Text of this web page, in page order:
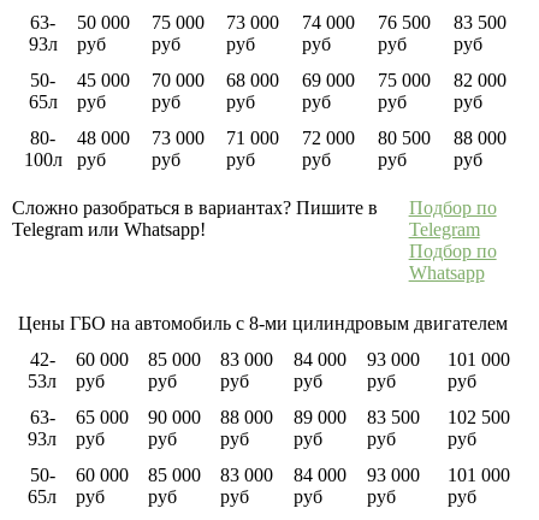
63-
93л
50 000
руб
75 000
руб
73 000
руб
74 000
руб
76 500
руб
83 500
руб
50-
65л
45 000
руб
70 000
руб
68 000
руб
69 000
руб
75 000
руб
82 000
руб
80-
100л
48 000
руб
73 000
руб
71 000
руб
72 000
руб
80 500
руб
88 000
руб
Сложно разобраться в вариантах? Пишите в
Telegram или Whatsapp!
Подбор по
Telegram
Подбор по
Whatsapp
Цены ГБО на автомобиль с 8-ми цилиндровым двигателем
42-
53л
60 000
руб
85 000
руб
83 000
руб
84 000
руб
93 000
руб
101 000
руб
63-
93л
65 000
руб
90 000
руб
88 000
руб
89 000
руб
83 500
руб
102 500
руб
50-
65л
60 000
руб
85 000
руб
83 000
руб
84 000
руб
93 000
руб
101 000
руб